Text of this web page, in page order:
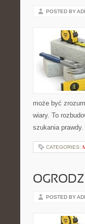
POSTED BY
może być
wiary. To
szukania
CATEGORIES:
POSTED BY